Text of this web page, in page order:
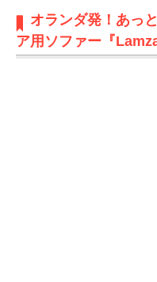
オランダ発！あっ
ア用ソファー『